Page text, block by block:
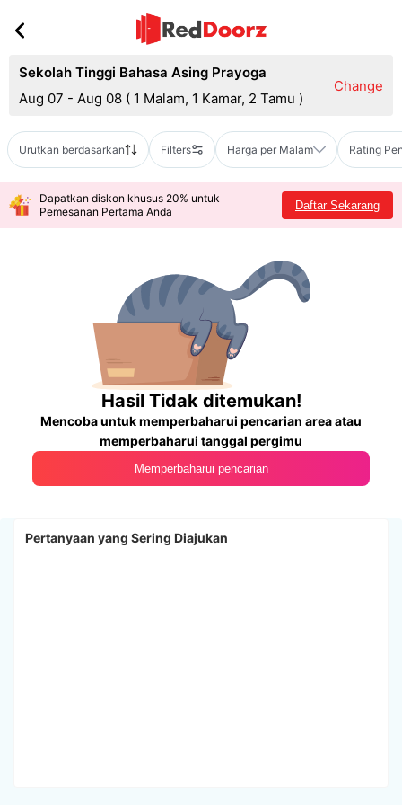
Sekolah Tinggi Bahasa Asing Prayoga
Aug 07 - Aug 08 ( 1 Malam, 1 Kamar, 2 Tamu )
Change
Urutkan berdasarkan Filters Harga per Malam Rating
Dapatkan diskon khusus 20% untuk
Pemesanan Pertama Anda
Daftar Sekarang
Hasil Tidak ditemukan!
Mencoba untuk memperbaharui pencarian area atau
memperbaharui tanggal pergimu
Memperbaharui pencarian
Pertanyaan yang Sering Diajukan